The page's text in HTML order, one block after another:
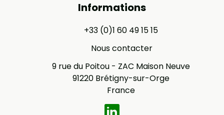
Informations
+33 (0)1 60 49 15 15
Nous contacter
9 rue du Poitou - ZAC Maison Neuve
91220 Brétigny-sur-Orge
France